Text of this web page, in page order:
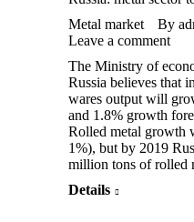
Metal market
By
Leave a comment
The Ministry of
Russia believes that
wares output will
and 1.8% growth
Rolled metal growth
1%), but by 2019
million tons of rolled
Details